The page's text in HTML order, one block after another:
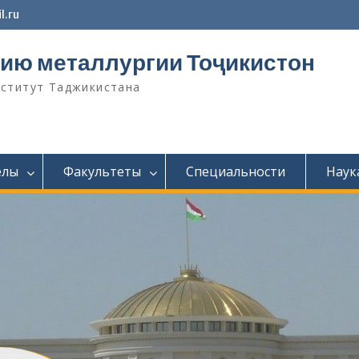
металлургии Тоҷикистон
Таджикистана
Факультеты Специальности